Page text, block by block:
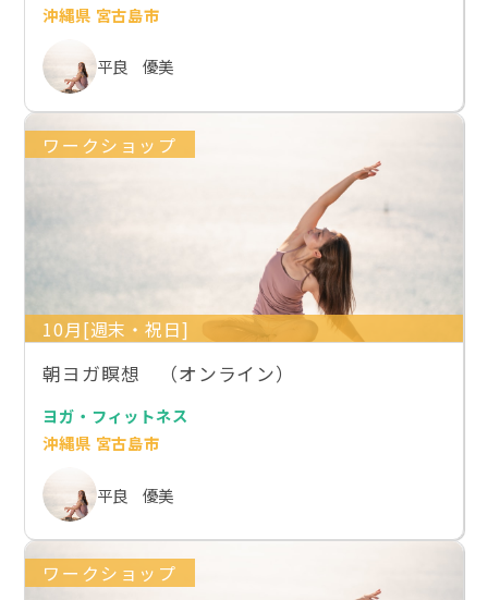
沖縄県 宮古島市
平良 優美
ワークショップ
10月[週末・祝日]
朝ヨガ瞑想 （オンライン）
ヨガ・フィットネス
沖縄県 宮古島市
平良 優美
ワークショップ